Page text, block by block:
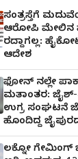
ಸಂತ್ರಸ್ತೆಗೆ
ಆರೋಪಿ ಮೇಲಿನ
ರದ್ದಾಗಲ್ಲ:
ಆದೇಶ
ಫೋನ್ ನಲ್ಲೇ
ಮತಾಂತರ:
ಉಗ್ರ ಸಂಘಟನೆ
ಹೊಂದಿದ್ದ
ಲಕ್ನೋ ಗೇಮಿಂಗ್